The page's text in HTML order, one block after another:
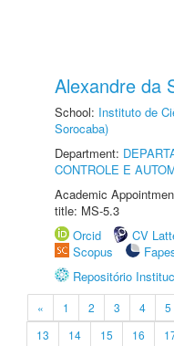
Alexandre da
School: Instituto de
Sorocaba)
Department:
CONTROLE E
Academic
title: MS-5.3
Orcid
CV
Scopus
Repositório
« 1 2 3 4 5
13
14 15 16